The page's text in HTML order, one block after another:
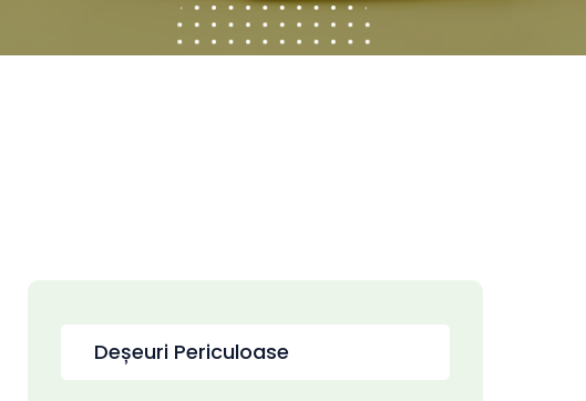
Deșeuri Periculoase